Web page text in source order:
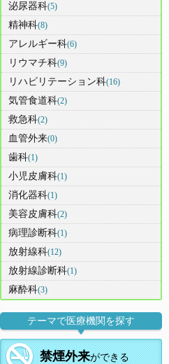
泌尿器科(5)
精神科(8)
アレルギー科(6)
リウマチ科(9)
リハビリテーション科(16)
気管食道科(2)
救急科(2)
血管外来(0)
歯科(1)
小児皮膚科(1)
消化器科(1)
美容皮膚科(2)
病理診断科(1)
放射線科(12)
放射線診断科(1)
麻酔科(3)
テーマで医療機関を探す
禁煙外来ができる